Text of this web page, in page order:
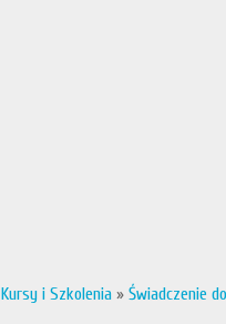
Kursy i Szkolenia » Świadczenie